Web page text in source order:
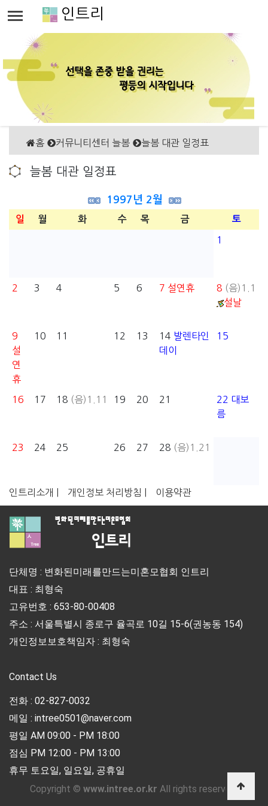
인트리
홈 커뮤니티센터 늘봄 늘봄 대관 일정표
늘봄 대관 일정표
1997년 2월
일 월 화 수 목 금 토
1
2 3 4 5 6 7 설연휴 8 (음)1.1
설날
9
설
연
휴
10 11 12 13 14 발렌타인
데이
15
16 17 18 (음)1.11 19 20 21 22 대보
름
23 24 25 26 27 28 (음)1.21
인트리소개 | 개인정보 처리방침 | 이용약관
단체명 : 변화된미래를만드는미혼모협회 인트리
대표 : 최형숙
고유번호 : 653-80-00408
주소 : 서울특별시 종로구 율곡로 10길 15-6(권농동 154)
개인정보보호책임자 : 최형숙
Contact Us
전화 : 02-827-0032
메일 : intree0501@naver.com
평일 AM 09:00 - PM 18:00
점심 PM 12:00 - PM 13:00
휴무 토요일, 일요일, 공휴일
Copyright © www.intree.or.kr All rights reserved.